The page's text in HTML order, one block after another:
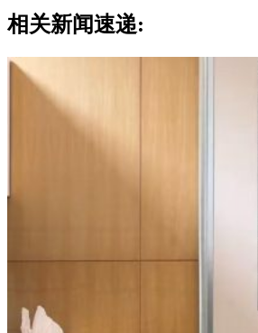
相关新闻速递: